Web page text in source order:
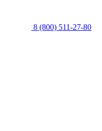
8 (800) 511-27-80